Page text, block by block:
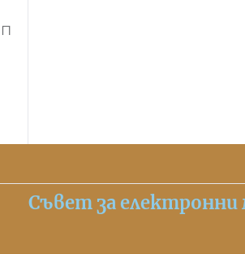
Съвет за електронни